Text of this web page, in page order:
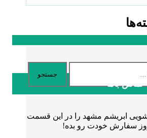
تماس باما
ابریشم مشهد را در این قسمت
سفارش خودت رو بده!